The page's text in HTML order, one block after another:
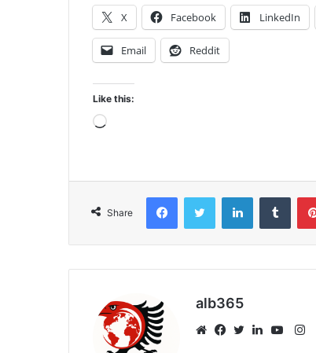
X Facebook LinkedIn
Email Reddit
Like this:
Loading…
Share
FacebookTwitter LinkedIn
alb365